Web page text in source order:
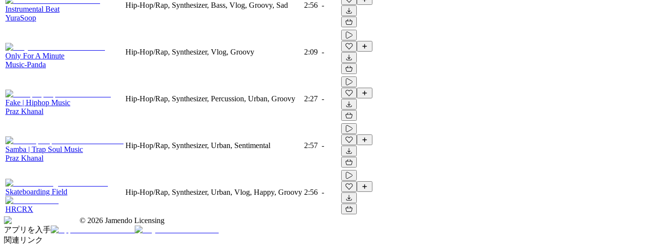
Instrumental Beat
YuraSoop
Hip-Hop/Rap, Synthesizer, Bass, Vlog, Groovy, Sad 2:56 -
Only For A Minute
Music-Panda
Hip-Hop/Rap, Synthesizer, Vlog, Groovy 2:09 -
Fake | Hiphop Music
Praz Khanal
Hip-Hop/Rap, Synthesizer, Percussion, Urban, Groovy 2:27 -
Samba | Trap Soul Music
Praz Khanal
Hip-Hop/Rap, Synthesizer, Urban, Sentimental 2:57 -
Skateboarding Field
HRCRX
Hip-Hop/Rap, Synthesizer, Urban, Vlog, Happy, Groovy 2:56 -
© 2026 Jamendo Licensing
アプリを入手
関連リンク